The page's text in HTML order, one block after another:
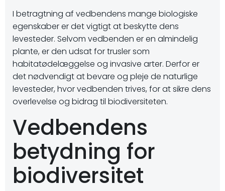
I betragtning af vedbendens mange biologiske
egenskaber er det vigtigt at beskytte dens
levesteder. Selvom vedbenden er en almindelig
plante, er den udsat for trusler som
habitatødelæggelse og invasive arter. Derfor er
det nødvendigt at bevare og pleje de naturlige
levesteder, hvor vedbenden trives, for at sikre dens
overlevelse og bidrag til biodiversiteten.
Vedbendens
betydning for
biodiversitet